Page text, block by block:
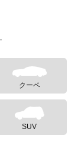
クーペ
SUV